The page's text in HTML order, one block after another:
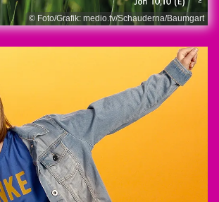
© Foto/Grafik: medio.tv/Schauderna/Baumgart